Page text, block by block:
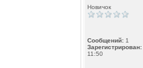
Новичок
Сообщений: 1
Зарегистрирован:
11:50